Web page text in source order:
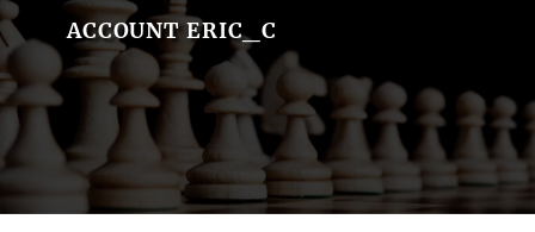
ACCOUNT ERIC_C